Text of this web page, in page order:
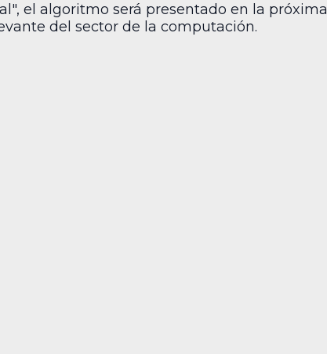
el algoritmo será presentado en la próxima
del sector de la computación.